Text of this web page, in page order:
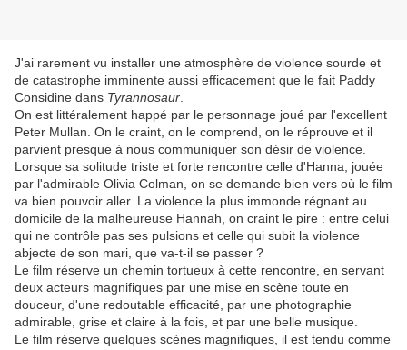
J'ai rarement vu installer une atmosphère de violence sourde et
de catastrophe imminente aussi efficacement que le fait Paddy
Considine dans Tyrannosaur
On est littéralement happé par le personnage joué par l'excellent
Peter Mullan. On le craint, on le comprend, on le réprouve et il
parvient presque à nous communiquer son désir de violence.
Lorsque sa solitude triste et forte rencontre celle d'Hanna, jouée
par l'admirable Olivia Colman, on se demande bien vers où le film
va bien pouvoir aller. La violence la plus immonde régnant au
domicile de la malheureuse Hannah, on craint le pire : entre celui
qui ne contrôle pas ses pulsions et celle qui subit la violence
abjecte de son mari, que va-t-il se passer ?
Le film réserve un chemin tortueux à cette rencontre, en servant
deux acteurs magnifiques par une mise en scène toute en
douceur, d'une redoutable efficacité, par une photographie
admirable, grise et claire à la fois, et par une belle musique.
Le film réserve quelques scènes magnifiques, il est tendu comme